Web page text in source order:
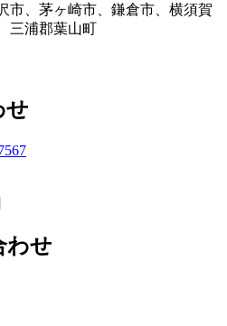
市、茅ヶ崎市、鎌倉市、横須賀
三浦郡葉山町
せ
わせ